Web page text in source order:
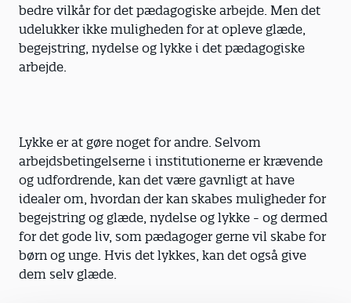
bedre vilkår for det pædagogiske arbejde. Men det
udelukker ikke muligheden for at opleve glæde,
begejstring, nydelse og lykke i det pædagogiske
arbejde.
Lykke er at gøre noget for andre. Selvom
arbejdsbetingelserne i institutionerne er krævende
og udfordrende, kan det være gavnligt at have
idealer om, hvordan der kan skabes muligheder for
begejstring og glæde, nydelse og lykke - og dermed
for det gode liv, som pædagoger gerne vil skabe for
børn og unge. Hvis det lykkes, kan det også give
dem selv glæde.